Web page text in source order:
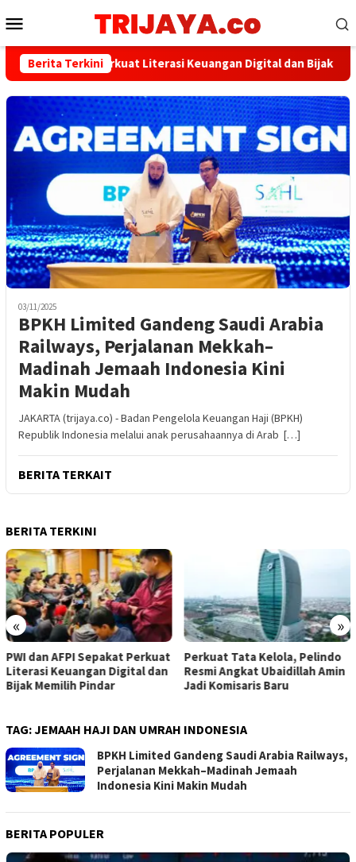
ke
Mobile
Berita Terkini
Sepakat Perkuat Literasi Keuangan Digital dan Bijak
03/11/2025
BPKH Limited Gandeng Saudi Arabia
Railways, Perjalanan Mekkah–
Madinah Jemaah Indonesia Kini
Makin Mudah
JAKARTA (trijaya.co) - Badan Pengelola Keuangan Haji (BPKH)
Republik Indonesia melalui anak perusahaannya di Arab […]
BERITA TERKAIT
BERITA TERKINI
« »
PWI dan AFPI Sepakat Perkuat
Literasi Keuangan Digital dan
Bijak Memilih Pindar
​Perkuat Tata Kelola, Pelindo
Resmi Angkat Ubaidillah Amin
Jadi Komisaris Baru
TAG:JEMAAH HAJI DAN UMRAH INDONESIA
BPKH Limited Gandeng Saudi Arabia Railways,
Perjalanan Mekkah–Madinah Jemaah
Indonesia Kini Makin Mudah
BERITA POPULER